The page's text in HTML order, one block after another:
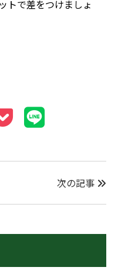
トで差をつけましょ
次の記事